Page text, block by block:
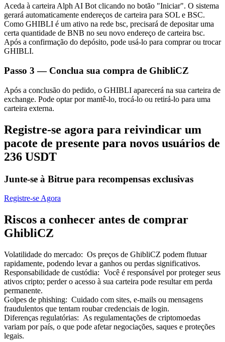
Afiliados Bitrue
Até 65% de comissões!
Indicação
Convide um amigo para receber recompensas em dinheiro
Deposit CASHCAT & Win
Aceda à carteira Alph AI Bot clicando no botão "Iniciar". O sistema
gerará automaticamente endereços de carteira para SOL e BSC.
Como GHIBLI é um ativo na rede bsc, precisará de depositar uma
certa quantidade de BNB no seu novo endereço de carteira bsc.
Após a confirmação do depósito, pode usá-lo para comprar ou trocar
GHIBLI.
Passo 3 — Conclua sua compra de GhibliCZ
Após a conclusão do pedido, o GHIBLI aparecerá na sua carteira de
exchange. Pode optar por mantê-lo, trocá-lo ou retirá-lo para uma
carteira externa.
Registre-se agora para reivindicar um
pacote de presente para novos usuários de
236 USDT
Junte-se à Bitrue para recompensas exclusivas
Registre-se Agora
Riscos a conhecer antes de comprar
GhibliCZ
Volatilidade do mercado: Os preços de GhibliCZ podem flutuar
rapidamente, podendo levar a ganhos ou perdas significativos.
Responsabilidade de custódia: Você é responsável por proteger seus
ativos cripto; perder o acesso à sua carteira pode resultar em perda
permanente.
Golpes de phishing: Cuidado com sites, e-mails ou mensagens
fraudulentos que tentam roubar credenciais de login.
Diferenças regulatórias: As regulamentações de criptomoedas
variam por país, o que pode afetar negociações, saques e proteções
legais.